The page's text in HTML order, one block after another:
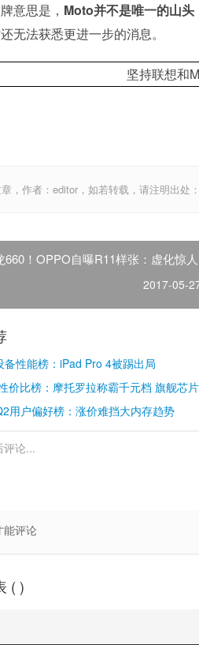
意思是， Moto并不是唯一的山
无法获悉更进一步的消息。
，作者：editor，如若转载，请注明出处
660！OPPO自曝R11样张：虚化惊人
2017-05-
备性能榜：iPad Pro 4被踢出局
价比榜：摩托罗拉称霸千元档 旗舰芯
用户偏好榜：涨价难挡大内存趋势
能评论
( )